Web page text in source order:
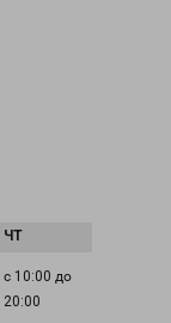
с 10:00 до
20:00